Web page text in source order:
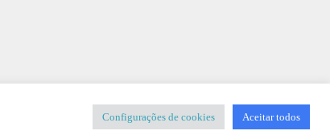
Templates & SistemasConfigurações de cookies Aceitar todos